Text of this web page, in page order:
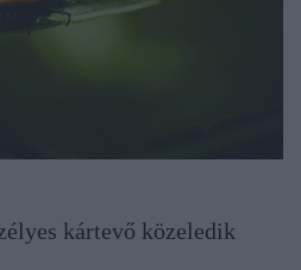
kártevő közeledik